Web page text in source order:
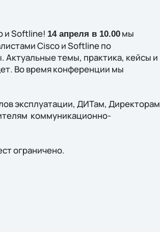
и Softline! 14 апреля в 10.00мы
Cisco и Softline по
темы, практика, кейсы и
Во время конференции мы
эксплуатации, ДИТам, Директорам
коммуникационно-
ограничено.